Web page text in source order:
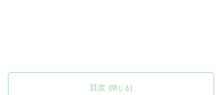
目次